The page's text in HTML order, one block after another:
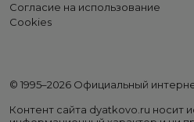
Согласие на использование
Cookies
© 1995–2026 Официальный
Контент сайта dyatkovo.ru носит